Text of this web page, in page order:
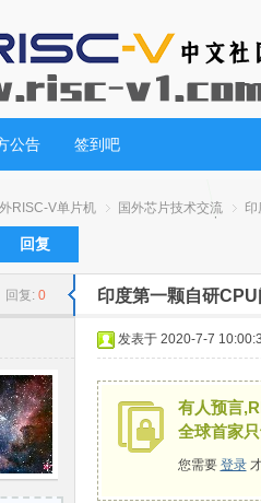
公告 签到吧
RISC-V单片机
›
国外芯片技术交流
›
回复
回复: 0 印度第一颗自研
发表于 2020-7-7
有人预言
全球首家
您需要 登录